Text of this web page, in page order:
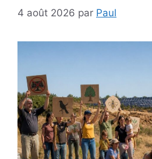
4 août 2026 par Paul